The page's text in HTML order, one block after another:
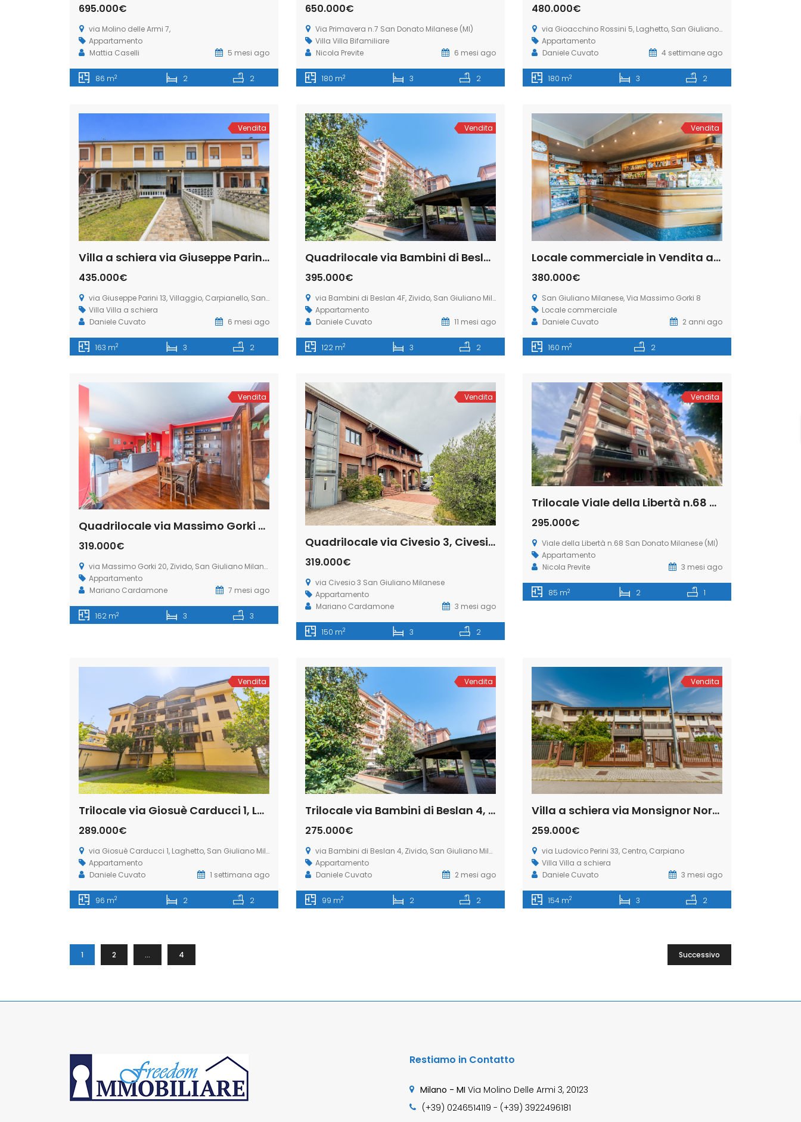
695.000€
via Molino delle Armi 7,
Appartamento
Mattia Caselli
5 mesi ago
86 m2 2 2
650.000€
Via Primavera n.7 San Donato Milanese (MI)
Villa Villa Bifamiliare
Nicola Previte
6 mesi ago
180 m2 3 2
480.000€
via Gioacchino Rossini 5, Laghetto, San Giuliano Milanese
Appartamento
Daniele Cuvato
4 settimane ago
180 m2 3 2
Vendita
Villa a schiera via Giuseppe Parini 13, Villaggio, Carpianello, San Giuliano Milanese (Rif. SGM66)
435.000€
via Giuseppe Parini 13, Villaggio, Carpianello, San Giuliano Milanese
Villa Villa a schiera
Daniele Cuvato
6 mesi ago
163 m2 3 2
Vendita
Quadrilocale via Bambini di Beslan 4F, Zivido, San Giuliano Milanese (Rif. SGM43)
395.000€
via Bambini di Beslan 4F, Zivido, San Giuliano Milanese
Appartamento
Daniele Cuvato
11 mesi ago
122 m2 3 2
Vendita
Locale commerciale in Vendita a San Giuliano Milanese, Via Massimo Gorki 8 (Rif. IFV-01-B)
380.000€
San Giuliano Milanese, Via Massimo Gorki 8
Locale commerciale
Daniele Cuvato
2 anni ago
160 m2 2
Vendita
Quadrilocale via Massimo Gorki 20, Zivido, San Giuliano Milanese (Rif. SGM59)
319.000€
via Massimo Gorki 20, Zivido, San Giuliano Milanese
Appartamento
Mariano Cardamone
7 mesi ago
162 m2 3 3
Vendita
Quadrilocale via Civesio 3, Civesio, Viboldone, San Giuliano Milanese (Rif. SGM84)
319.000€
via Civesio 3 San Giuliano Milanese
Appartamento
Mariano Cardamone
3 mesi ago
150 m2 3 2
Vendita
Trilocale Viale della Libertà n.68 San Donato Milanese (Rif. SDIFN106)
295.000€
Viale della Libertà n.68 San Donato Milanese (MI)
Appartamento
Nicola Previte
3 mesi ago
85 m2 2 1
Vendita
Trilocale via Giosuè Carducci 1, Laghetto, San Giuliano Milanese (Rif. SGM94)
289.000€
via Giosuè Carducci 1, Laghetto, San Giuliano Milanese
Appartamento
Daniele Cuvato
1 settimana ago
96 m2 2 2
Vendita
Trilocale via Bambini di Beslan 4, Zivido, San Giuliano Milanese (Rif. SGM87)
275.000€
via Bambini di Beslan 4, Zivido, San Giuliano Milanese
Appartamento
Daniele Cuvato
2 mesi ago
99 m2 2 2
Vendita
Villa a schiera via Monsignor Norberto Perini n. 33, Centro, Carpiano
259.000€
via Ludovico Perini 33, Centro, Carpiano
Villa Villa a schiera
Daniele Cuvato
3 mesi ago
154 m2 3 2
1 2 … 4 Successivo
Restiamo in Contatto
Milano - MI Via Molino Delle Armi 3, 20123
(+39) 0246514119 - (+39) 3922496181